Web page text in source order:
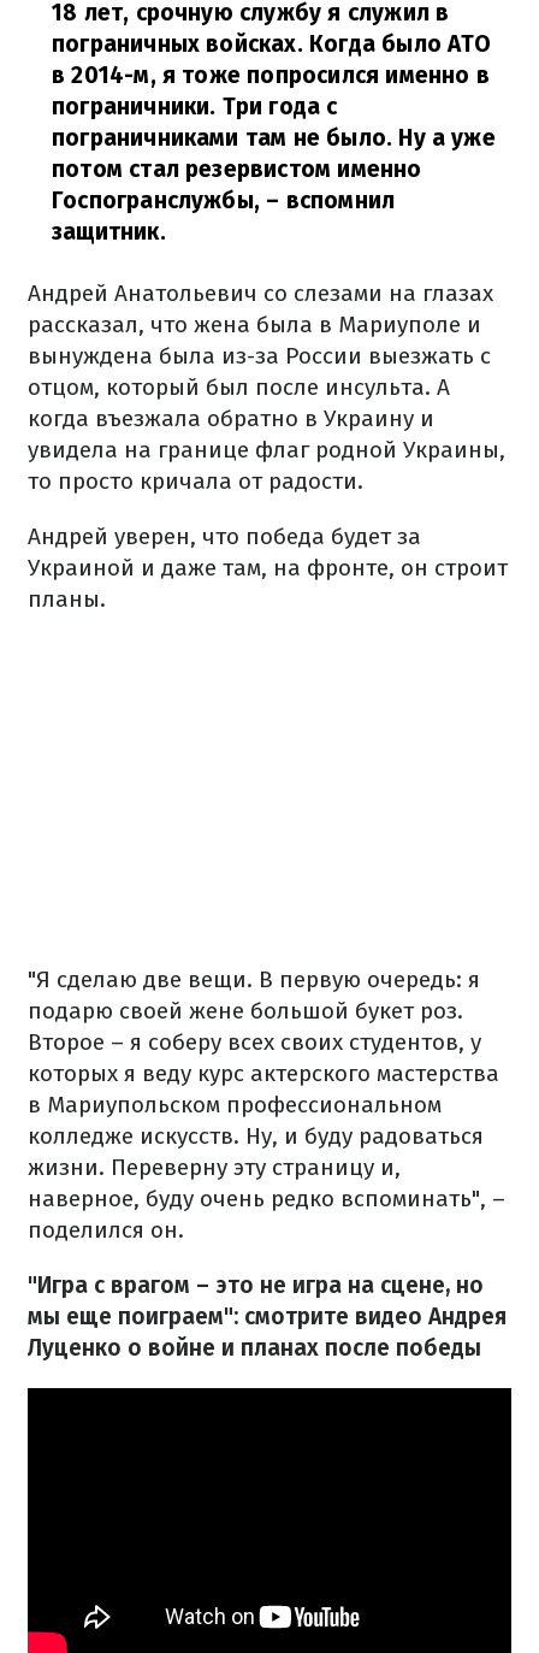
18 лет, срочную службу я служил в
пограничных войсках. Когда было АТО
в 2014-м, я тоже попросился именно в
пограничники. Три года с
пограничниками там не было. Ну а уже
потом стал резервистом именно
Госпогранслужбы, – вспомнил
защитник.
Андрей Анатольевич со слезами на глазах
рассказал, что жена была в Мариуполе и
вынуждена была из-за России выезжать с
отцом, который был после инсульта. А
когда въезжала обратно в Украину и
увидела на границе флаг родной Украины,
то просто кричала от радости.
Андрей уверен, что победа будет за
Украиной и даже там, на фронте, он строит
планы.
"Я сделаю две вещи. В первую очередь: я
подарю своей жене большой букет роз.
Второе – я соберу всех своих студентов, у
которых я веду курс актерского мастерства
в Мариупольском профессиональном
колледже искусств. Ну, и буду радоваться
жизни. Переверну эту страницу и,
наверное, буду очень редко вспоминать", –
поделился он.
"Игра с врагом – это не игра на сцене, но
мы еще поиграем": смотрите видео Андрея
Луценко о войне и планах после победы